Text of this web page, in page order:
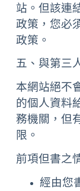
站。但該連
政策，您必
政策。
五、與第三
本網站絕不
的個人資料
務機關，但
限。
前項但書之
經由您